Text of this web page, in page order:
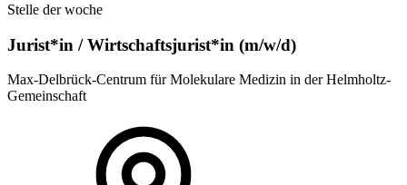
Stelle der woche
Jurist*in / Wirtschafts­jurist*in (m/w/d)
Max-Delbrück-Centrum für Molekulare Medizin in der Helmholtz-
Gemeinschaft